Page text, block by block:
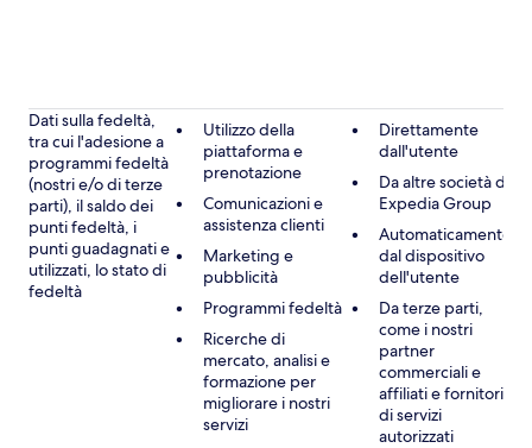
Dati sulla fedeltà,
tra cui l'adesione a
programmi fedeltà
(nostri e/o di terze
parti), il saldo dei
punti fedeltà, i
punti guadagnati e
utilizzati, lo stato di
fedeltà
Utilizzo della
piattaforma e
prenotazione
Comunicazioni e
assistenza clienti
Marketing e
pubblicità
Programmi fedeltà
Ricerche di
mercato, analisi e
formazione per
migliorare i nostri
servizi
Direttamente
dall'utente
Da altre società di
Expedia Group
Automaticamente
dal dispositivo
dell'utente
Da terze parti,
come i nostri
partner
commerciali e
affiliati e fornitori
di servizi
autorizzati